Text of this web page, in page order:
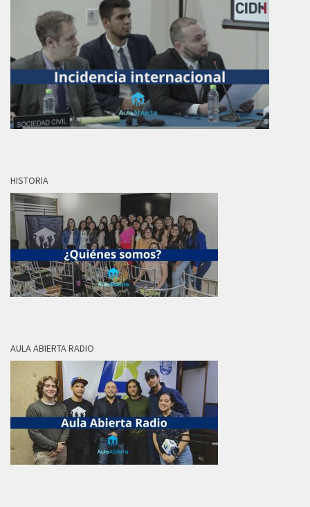
HISTORIA
AULA ABIERTA RADIO